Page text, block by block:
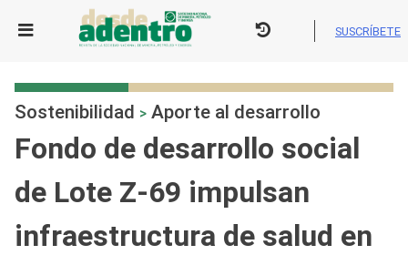
SUSCRÍBETE
Sostenibilidad > Aporte al desarrollo
Fondo de desarrollo social
de Lote Z-69 impulsan
infraestructura de salud en